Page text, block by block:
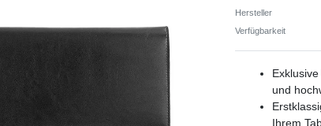
Hersteller
Verfügbarkeit
und
Ihrem